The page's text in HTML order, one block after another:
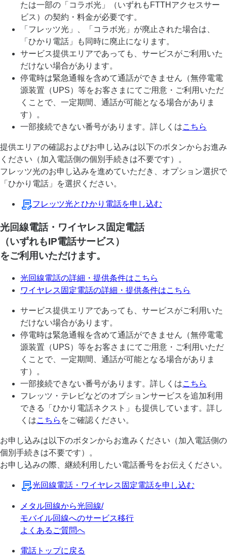
たは一部の「コラボ光」（いずれもFTTHアクセスサー
ビス）の契約・料金が必要です。
「フレッツ光」、「コラボ光」が廃止された場合は、
「ひかり電話」も同時に廃止になります。
サービス提供エリアであっても、サービスがご利用いた
だけない場合があります。
停電時は緊急通報を含めて通話ができません（無停電電
源装置（UPS）等をお客さまにてご用意・ご利用いただ
くことで、一定期間、通話が可能となる場合がありま
す）。
一部接続できない番号があります。詳しくはこちら
提供エリアの確認およびお申し込みは以下のボタンからお進み
ください（加入電話側の個別手続きは不要です）。
フレッツ光のお申し込みを進めていただき、オプション選択で
「ひかり電話」を選択ください。
フレッツ光とひかり電話を申し込む
光回線電話・ワイヤレス固定電話
（いずれもIP電話サービス）
をご利用いただけます。
光回線電話の詳細・提供条件はこちら
ワイヤレス固定電話の詳細・提供条件はこちら
サービス提供エリアであっても、サービスがご利用いた
だけない場合があります。
停電時は緊急通報を含めて通話ができません（無停電電
源装置（UPS）等をお客さまにてご用意・ご利用いただ
くことで、一定期間、通話が可能となる場合がありま
す）。
一部接続できない番号があります。詳しくはこちら
フレッツ・テレビなどのオプションサービスを追加利用
できる「ひかり電話ネクスト」も提供しています。詳し
くはこちら をご確認ください。
お申し込みは以下のボタンからお進みください（加入電話側の
個別手続きは不要です）。
お申し込みの際、継続利用したい電話番号をお伝えください。
光回線電話・ワイヤレス固定電話を申し込む
メタル回線から光回線/
モバイル回線へのサービス移行
よくあるご質問へ
電話トップに戻る